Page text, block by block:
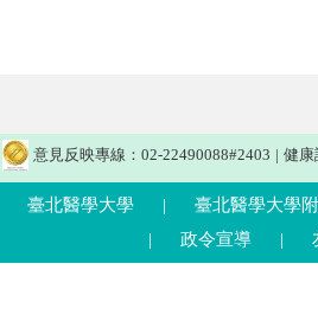
意見反映專線：02-22490088#2403 | 健康
臺北醫學大學 | 臺北醫學大學
|
政令宣導 |